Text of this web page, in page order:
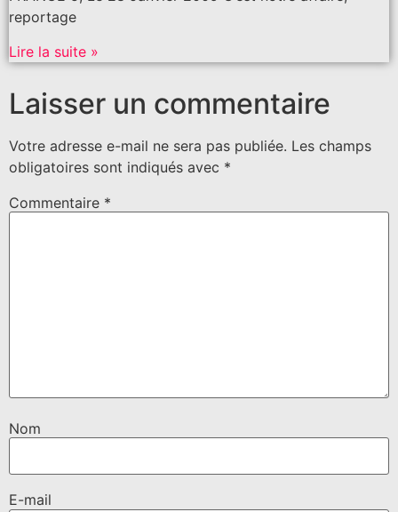
reportage
Lire la suite »
Laisser un commentaire
Votre adresse e-mail ne sera pas publiée. Les champs
obligatoires sont indiqués avec *
Commentaire *
Nom
E-mail